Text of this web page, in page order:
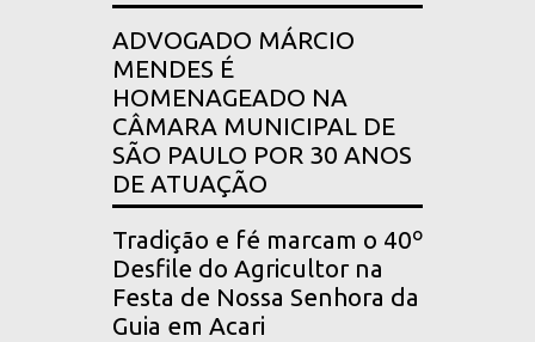
ADVOGADO MÁRCIO
MENDES É
HOMENAGEADO NA
CÂMARA MUNICIPAL DE
SÃO PAULO POR 30 ANOS
DE ATUAÇÃO
Tradição e fé marcam o 40º
Desfile do Agricultor na
Festa de Nossa Senhora da
Guia em Acari